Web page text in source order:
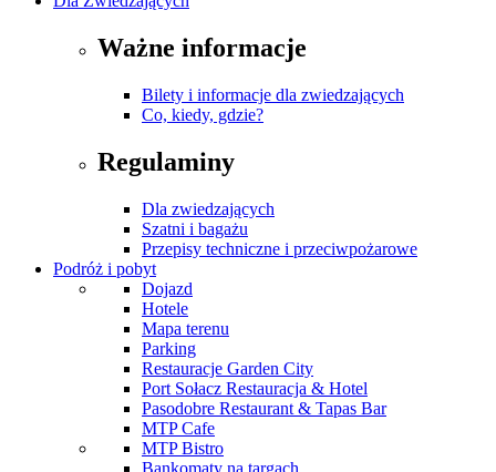
Ważne informacje
Bilety i informacje dla zwiedzających
Co, kiedy, gdzie?
Regulaminy
Dla zwiedzających
Szatni i bagażu
Przepisy techniczne i przeciwpożarowe
Podróż i pobyt
Dojazd
Hotele
Mapa terenu
Parking
Restauracje Garden City
Port Sołacz Restauracja & Hotel
Pasodobre Restaurant & Tapas Bar
MTP Cafe
MTP Bistro
Bankomaty na targach